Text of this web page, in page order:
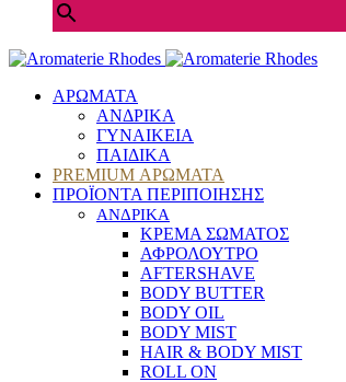
ΑΡΩΜΑΤΑ
ΑΝΔΡΙΚΑ
ΓΥΝΑΙΚΕΙΑ
ΠΑΙΔΙΚΑ
PREMIUM ΑΡΩΜΑΤΑ
ΠΡΟΪΟΝΤΑ ΠΕΡΙΠΟΙΗΣΗΣ
ΑΝΔΡΙΚΑ
ΚΡΕΜΑ ΣΩΜΑΤΟΣ
ΑΦΡΟΛΟΥΤΡΟ
AFTERSHAVE
BODY BUTTER
BODY OIL
BODY MIST
HAIR & BODY MIST
ROLL ON